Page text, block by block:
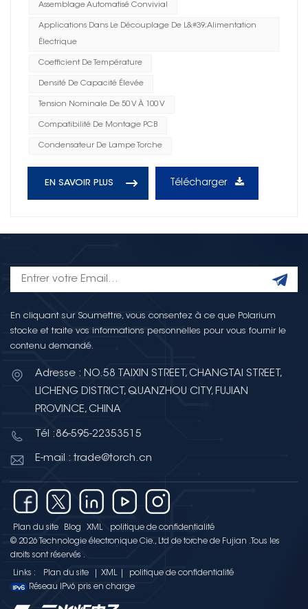
Assemblage Automatisé Convivial
Applications Dans Le Découplage De L&#39;alimentation
Électrique
Coefficient De Température
Densité De Capacité Élevée
Tension Nominale De 50 V À 100 V
Compatibilité De Montage PCB
Condensateur De Lampe Torche
EN SAVOIR PLUS Télécharger
En cliquant sur Soumettre, vous consentez à ce que Polarium
stocke et traite vos informations personnelles pour vous fournir le
contenu demandé.
Adresse : NO.58 TAIXIN STREET, CHANGTAI STREET,
LICHENG DISTRICT, QUANZHOU CITY, FUJIAN
PROVINCE, CHINA
Tél :86-595-22353515
E-mail : trade@torch.cn
Plan du site Blog XML
politique de confidentialité
© 2026 Technologie électronique Cie., Ltd de torche de Fujian .Tous les
droits sont réservés .
Links : Plan du site XML
politique de confidentialité
Réseau IPv6 pris en charge